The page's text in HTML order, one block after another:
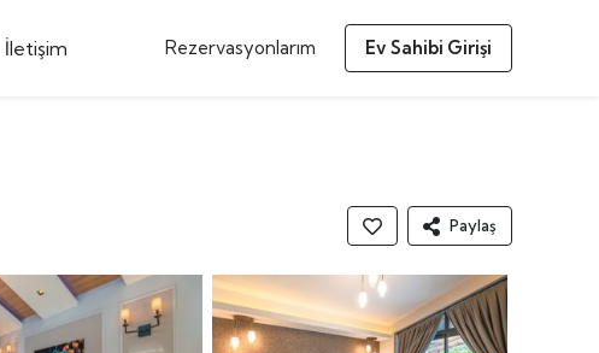
İletişim Rezervasyonlarım Ev Sahibi Girişi
Paylaş